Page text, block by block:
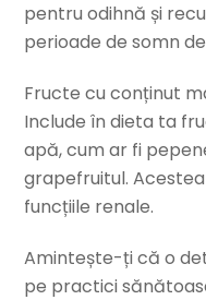
pentru odihnă și
perioade de somn
Fructe cu conținut
Include în dieta ta
apă, cum ar fi
grapefruitul.
funcțiile renale.
Amintește-ți că o
pe practici